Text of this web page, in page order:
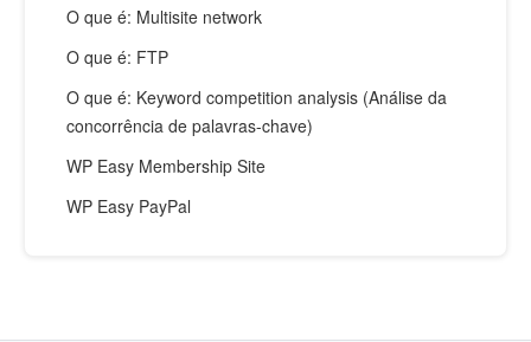
O que é: Multisite network
O que é: FTP
O que é: Keyword competition analysis (Análise da
concorrência de palavras-chave)
WP Easy Membership Site
WP Easy PayPal